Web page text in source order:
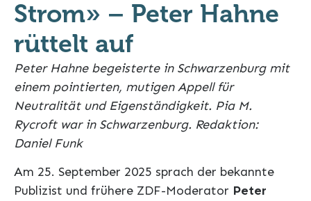
Strom» – Peter Hahne
rüttelt auf
Peter Hahne begeisterte in Schwarzenburg mit
einem pointierten, mutigen Appell für
Neutralität und Eigenständigkeit. Pia M.
Rycroft war in Schwarzenburg. Redaktion:
Daniel Funk
Am 25. September 2025 sprach der bekannte
Publizist und frühere ZDF-Moderator Peter